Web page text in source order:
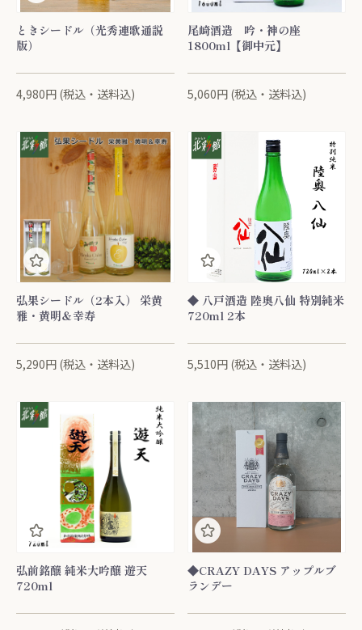
ときシードル（光秀連歌通説
版）
4,980円 (税込・送料込)
尾崎酒造 吟・神の座
1800ml【御中元】
5,060円 (税込・送料込)
弘果シードル（2本入） 栄黄
雅・黄明＆幸寿
5,290円 (税込・送料込)
◆ 八戸酒造 陸奥八仙 特別純米
720ml 2本
5,510円 (税込・送料込)
弘前銘醸 純米大吟醸 遊天
720ml
◆CRAZY DAYS アップルブ
ランデー